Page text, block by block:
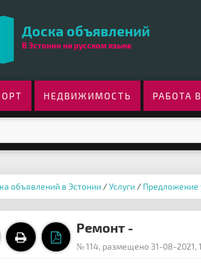
Доска объявлений
В Эстонии на русском языке
НЕДВИЖИМОСТЬ РАБОТА
объявлений в Эстонии /Услуги / Предложение
Ремонт -
№ 114, размещено 31-08-2021,